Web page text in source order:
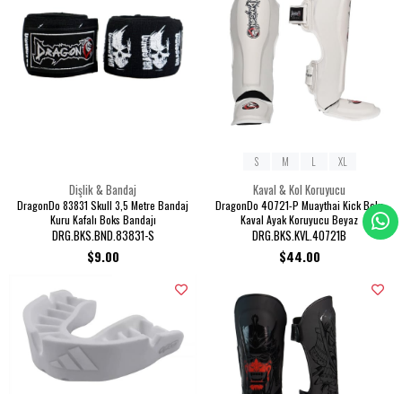
Dişlik & Bandaj
DragonDo 83831 Skull 3,5 Metre Bandaj
Kuru Kafalı Boks Bandajı
DRG.BKS.BND.83831-S
$9.00
Kaval & Kol Koruyucu
DragonDo 40721-P Muaythai Kick Boks
Kaval Ayak Koruyucu Beyaz
DRG.BKS.KVL.40721B
$44.00
S M L XL